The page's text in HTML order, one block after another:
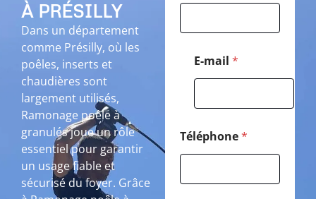
À PRÉSILLY
Dans un département
comme Présilly, où les
poêles, inserts et
chaudières sont
largement utilisés,
Ramonage poêle à
granulés joue un rôle
essentiel pour garantir
un usage fiable et
sécurisé du foyer. Grâce
t
l
E-mail *
Téléphone*